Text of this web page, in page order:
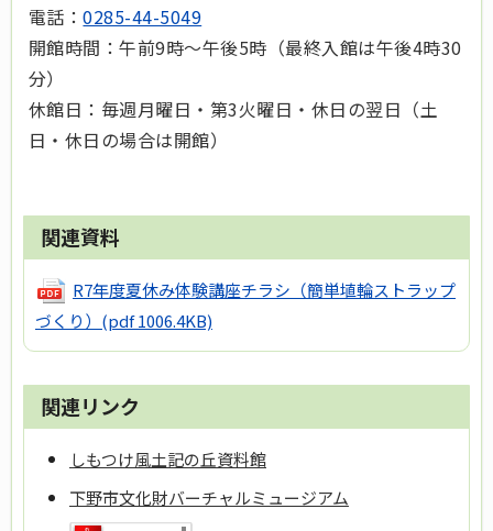
電話：0285-44-5049
開館時間：午前9時～午後5時（最終入館は午後4時30
分）
休館日：毎週月曜日・第3火曜日・休日の翌日（土
日・休日の場合は開館）
関連資料
R7年度夏休み体験講座チラシ（簡単埴輪ストラップ
づくり） (pdf 1006.4KB)
関連リンク
しもつけ風土記の丘資料館
下野市文化財バーチャルミュージアム